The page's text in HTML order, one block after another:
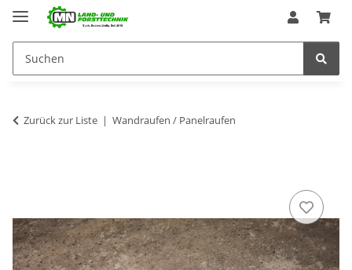
Zurück zur Liste Wandraufen / Panelraufen